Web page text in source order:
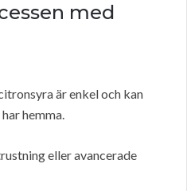
med
är enkel och kan
hemma.
eller avancerade